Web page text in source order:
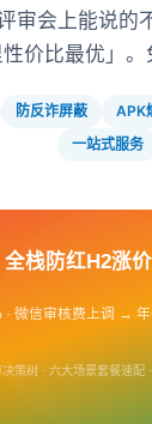
审会上能说的
价比最优」。
防反诈屏蔽 APK
一站式服务
全栈防红H2涨
· 微信审核费上调 →
策树 · 六大场景套餐速配